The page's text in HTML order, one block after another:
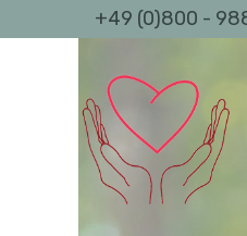
+49 (0)800 -